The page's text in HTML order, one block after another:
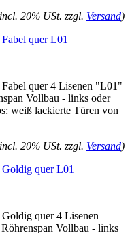
20% USt. zzgl. Versand)
quer L01
quer 4 Lisenen "L01"
Vollbau - links oder
weiß lackierte Türen von
20% USt. zzgl. Versand)
quer L01
quer 4 Lisenen
Vollbau - links